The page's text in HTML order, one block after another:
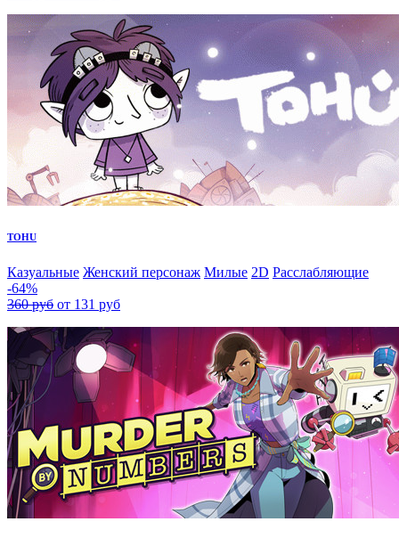
TOHU
Казуальные Женский персонаж Милые 2D Расслабляющие
-64%
360 руб от 131 руб